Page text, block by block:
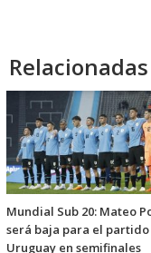
Relacionadas
Mundial Sub 20: Mateo
será baja para el partido
Uruguay en semifinales